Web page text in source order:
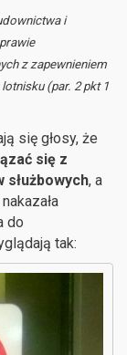
i
z zapewnieniem
(par. 2 pkt 1
się głosy, że
się z
, a
do
tak: